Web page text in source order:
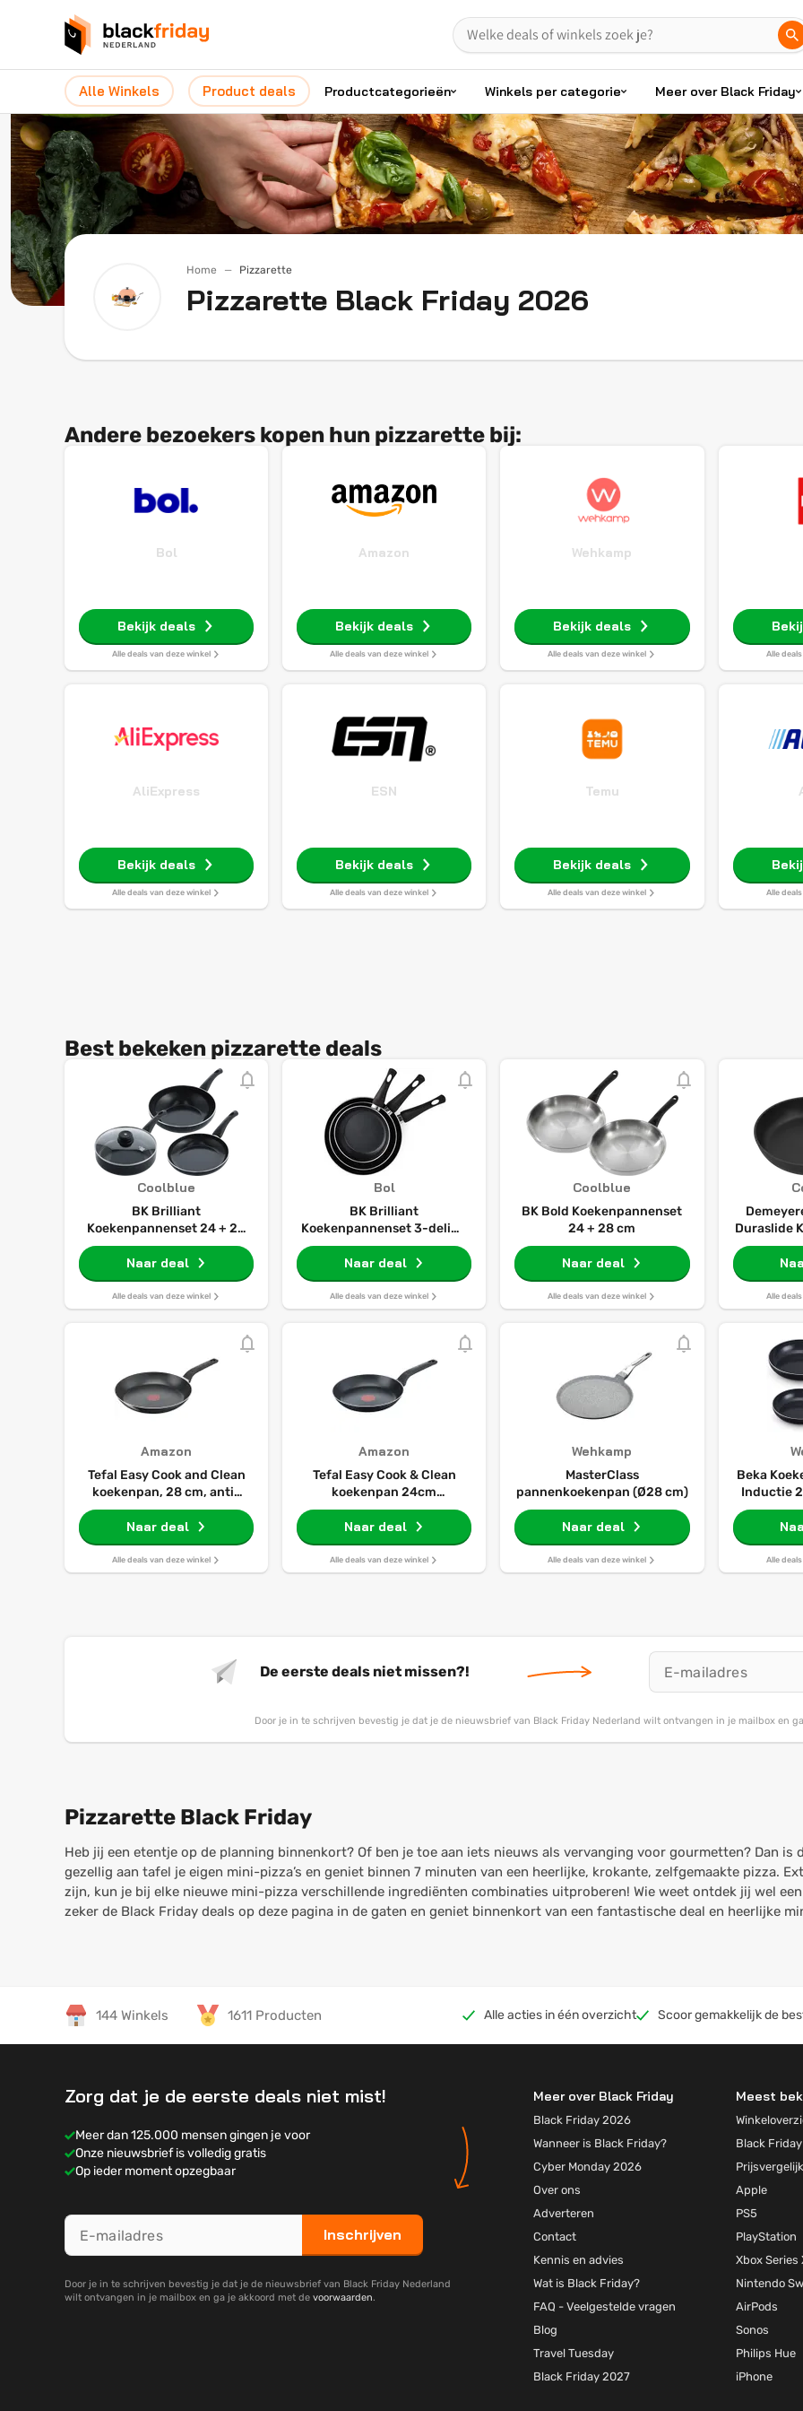
Alle Winkels Product deals Productcategorieën Winkels per categorie Meer over Black Friday
Home Pizzarette
Pizzarette Black Friday 2026
Andere bezoekers kopen hun pizzarette bij:
Bol
Bekijk deals
Alle deals van deze winkel
Amazon
Bekijk deals
Alle deals van deze winkel
Wehkamp
Bekijk deals
Alle deals van deze winkel Alle
AliExpress
Bekijk deals
Alle deals van deze winkel
ESN
Bekijk deals
Alle deals van deze winkel
Temu
Bekijk deals
Alle deals van deze winkel Alle
Best bekeken pizzarette deals
Coolblue
BK Brilliant
Koekenpannenset 24 + 28
cm + Hapjespan
Naar deal
Alle deals van deze winkel
Bol
BK Brilliant
Koekenpannenset 3-delig -
20/24/28cm - PFAS-vrije
antikleeflaag - Pannenset
inductie - Keramische pan -
Ovenbestendig tot 160°C -
Koudgrepen - Zonder deksel
Naar deal
Alle deals van deze winkel
Coolblue
BK Bold Koekenpannenset
24 + 28 cm
Naar deal
Alle deals van deze winkel
Duraslide
Alle
Amazon
Tefal Easy Cook and Clean
koekenpan, 28 cm, anti-
aanbaklaag, zwart B55506
Naar deal
Alle deals van deze winkel
Amazon
Tefal Easy Cook & Clean
koekenpan 24cm
Antiaanbaklaag Thermisch
signaal
Naar deal
Alle deals van deze winkel
Wehkamp
MasterClass
pannenkoekenpan (Ø28 cm)
Naar deal
Alle deals van deze winkel
Beka
Inductie
cm -
Alle
De eerste deals niet missen?!
Door je in te schrijven bevestig je dat je de nieuwsbrief van Black Friday Nederland wilt ontvangen in je mailbox en
Pizzarette Black Friday
Heb jij een etentje op de planning binnenkort? Of ben je toe aan iets nieuws als vervanging voor gourmetten? Dan is
gezellig aan tafel je eigen mini-pizza’s en geniet binnen 7 minuten van een heerlijke, krokante, zelfgemaakte pizza.
zijn, kun je bij elke nieuwe mini-pizza verschillende ingrediënten combinaties uitproberen! Wie weet ontdek jij wel
zeker de Black Friday deals op deze pagina in de gaten en geniet binnenkort van een fantastische deal en heerlijke
144 Winkels 1611 Producten Alle acties in één overzicht Scoor gemakkelijk de
Zorg dat je de eerste deals niet mist!
Meer dan 125.000 mensen gingen je voor
Onze nieuwsbrief is volledig gratis
Op ieder moment opzegbaar
Inschrijven
Door je in te schrijven bevestig je dat je de nieuwsbrief van Black Friday Nederland
wilt ontvangen in je mailbox en ga je akkoord met de voorwaarden.
Meer over Black Friday
Black Friday 2026
Wanneer is Black Friday?
Cyber Monday 2026
Over ons
Adverteren
Contact
Kennis en advies
Wat is Black Friday?
FAQ - Veelgestelde vragen
Blog
Travel Tuesday
Black Friday 2027
Meest
Black
Apple
PS5
PlayStation
Xbox Series
Nintendo
AirPods
Sonos
Philips Hue
iPhone